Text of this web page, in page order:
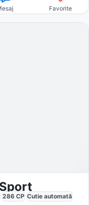
Favorite
286 CP Cutie automată